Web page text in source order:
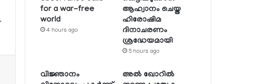
for a war-free
world
4 hours ago
ആഹ്വാനം ചെയ്ത
ഹിരോഷിമ
ദിനാചരണം
ശ്രദ്ധേയമായി
5 hours ago
വിജ്ഞാനം
അല്‍ ഖോറില്‍